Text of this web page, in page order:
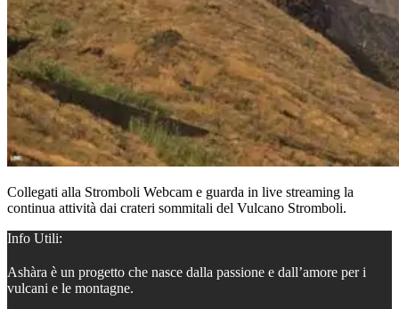
Collegati alla Stromboli Webcam e guarda in live streaming la
continua attività dai crateri sommitali del Vulcano Stromboli.
Info Utili:
Ashàra è un progetto che nasce dalla passione e dall’amore per i
vulcani e le montagne.